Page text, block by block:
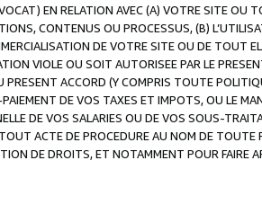
EN RELATION AVEC (A) VOTRE SITE OU
CONTENUS OU PROCESSUS, (B)
DE VOTRE SITE OU DE TOUT
VIOLE OU SOIT AUTORISEE PAR LE
ACCORD (Y COMPRIS TOUTE
DE VOS TAXES ET IMPOTS, OU LE
DE VOS SALARIES OU DE VOS SOUS-
ACTE DE PROCEDURE AU NOM DE TOUTE
DE DROITS, ET NOTAMMENT POUR FAIRE